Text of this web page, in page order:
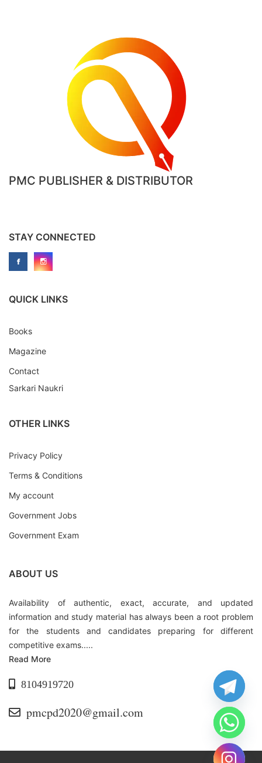
PMC PUBLISHER & DISTRIBUTOR
STAY CONNECTED
QUICK LINKS
Books
Magazine
Contact
Sarkari Naukri
OTHER LINKS
Privacy Policy
Terms & Conditions
My account
Government Jobs
Government Exam
ABOUT US
Availability of authentic, exact, accurate, and updated
information and study material has always been a root problem
for the students and candidates preparing for different
competitive exams.....
Read More
8104919720
pmcpd2020@gmail.com